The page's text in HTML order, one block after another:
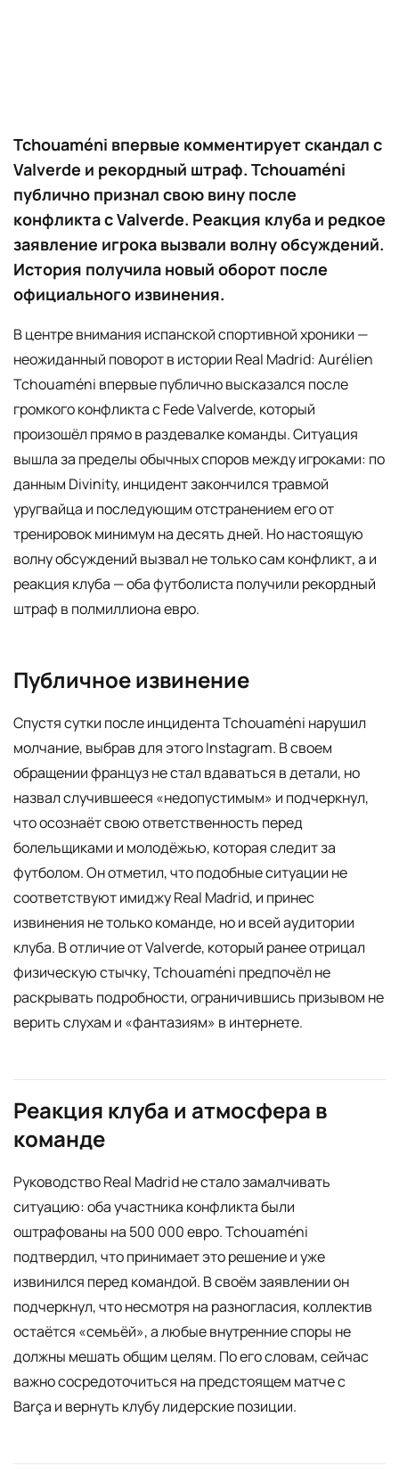
Tchouaméni впервые комментирует скандал с
Valverde и рекордный штраф. Tchouaméni
публично признал свою вину после
конфликта с Valverde. Реакция клуба и редкое
заявление игрока вызвали волну обсуждений.
История получила новый оборот после
официального извинения.
В центре внимания испанской спортивной хроники —
неожиданный поворот в истории Real Madrid: Aurélien
Tchouaméni впервые публично высказался после
громкого конфликта с Fede Valverde, который
произошёл прямо в раздевалке команды. Ситуация
вышла за пределы обычных споров между игроками: по
данным Divinity, инцидент закончился травмой
уругвайца и последующим отстранением его от
тренировок минимум на десять дней. Но настоящую
волну обсуждений вызвал не только сам конфликт, а и
реакция клуба — оба футболиста получили рекордный
штраф в полмиллиона евро.
Публичное извинение
Спустя сутки после инцидента Tchouaméni нарушил
молчание, выбрав для этого Instagram. В своем
обращении француз не стал вдаваться в детали, но
назвал случившееся «недопустимым» и подчеркнул,
что осознаёт свою ответственность перед
болельщиками и молодёжью, которая следит за
футболом. Он отметил, что подобные ситуации не
соответствуют имиджу Real Madrid, и принес
извинения не только команде, но и всей аудитории
клуба. В отличие от Valverde, который ранее отрицал
физическую стычку, Tchouaméni предпочёл не
раскрывать подробности, ограничившись призывом не
верить слухам и «фантазиям» в интернете.
Реакция клуба и атмосфера в
команде
Руководство Real Madrid не стало замалчивать
ситуацию: оба участника конфликта были
оштрафованы на 500 000 евро. Tchouaméni
подтвердил, что принимает это решение и уже
извинился перед командой. В своём заявлении он
подчеркнул, что несмотря на разногласия, коллектив
остаётся «семьёй», а любые внутренние споры не
должны мешать общим целям. По его словам, сейчас
важно сосредоточиться на предстоящем матче с
Barça и вернуть клубу лидерские позиции.